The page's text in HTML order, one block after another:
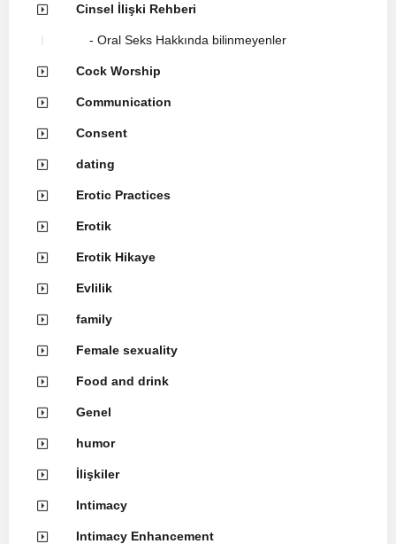
Cinsel İlişki Rehberi
Oral Seks Hakkında bilinmeyenler
Cock Worship
Communication
Consent
dating
Erotic Practices
Erotik
Erotik Hikaye
Evlilik
family
Female sexuality
Food and drink
Genel
humor
İlişkiler
Intimacy
Intimacy Enhancement